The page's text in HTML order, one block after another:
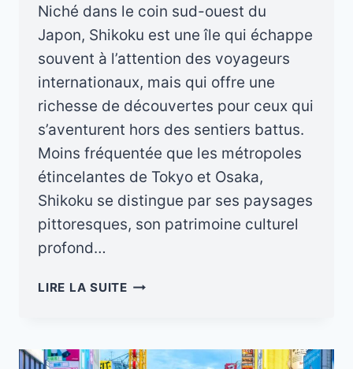
Niché dans le coin sud-ouest du
Japon, Shikoku est une île qui échappe
souvent à l’attention des voyageurs
internationaux, mais qui offre une
richesse de découvertes pour ceux qui
s’aventurent hors des sentiers battus.
Moins fréquentée que les métropoles
étincelantes de Tokyo et Osaka,
Shikoku se distingue par ses paysages
pittoresques, son patrimoine culturel
profond…
LIRE LA SUITESHIKOKU
ÎLE